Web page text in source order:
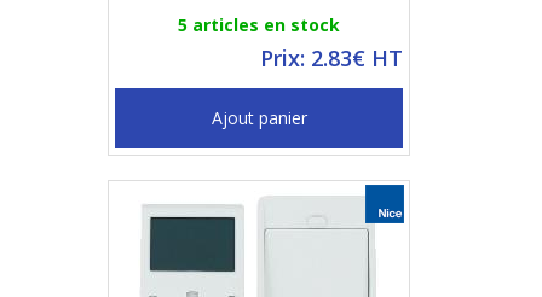
5 articles en stock
Prix: 2.83€ HT
Ajout panier